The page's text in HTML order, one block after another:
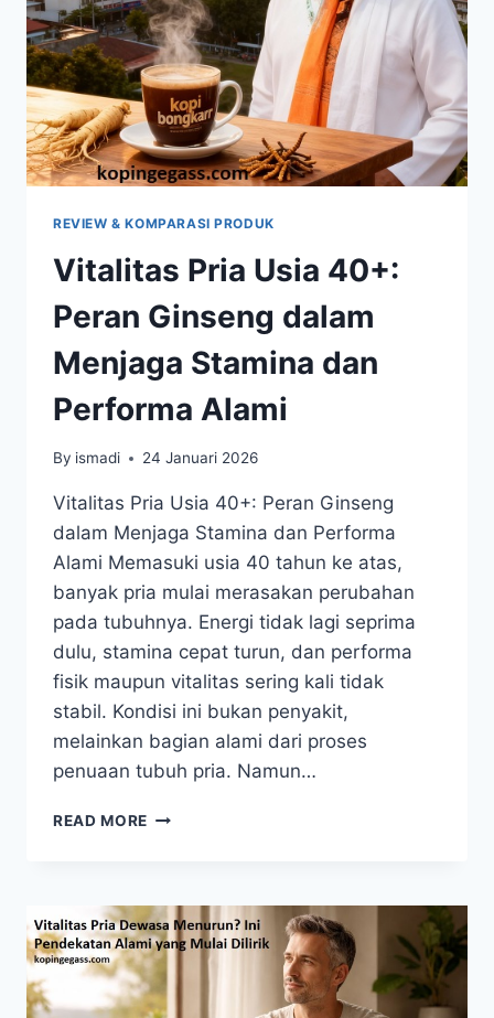
SEBELUM
MEMILIH
PRODUK
REVIEW & KOMPARASI PRODUK
Vitalitas Pria Usia 40+:
Peran Ginseng dalam
Menjaga Stamina dan
Performa Alami
By ismadi 24 Januari 2026
Vitalitas Pria Usia 40+: Peran Ginseng
dalam Menjaga Stamina dan Performa
Alami Memasuki usia 40 tahun ke atas,
banyak pria mulai merasakan perubahan
pada tubuhnya. Energi tidak lagi seprima
dulu, stamina cepat turun, dan performa
fisik maupun vitalitas sering kali tidak
stabil. Kondisi ini bukan penyakit,
melainkan bagian alami dari proses
penuaan tubuh pria. Namun…
READ MORE VITALITAS
PERAN
GINSENG
DALAM
MENJAGA
STAMINA